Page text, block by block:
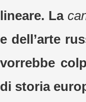
lineare. La
e dell’arte
vorrebbe
di storia